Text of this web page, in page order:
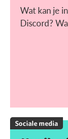
Wat kan je
Discord?
Sociale media